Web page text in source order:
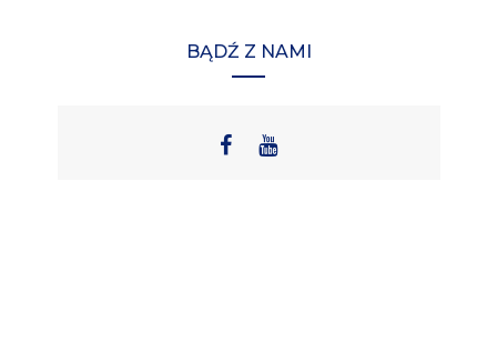
BĄDŹ Z NAMI